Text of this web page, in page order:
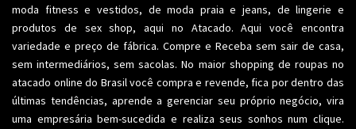
moda fitness e vestidos, de moda praia e jeans, de lingerie e
produtos de sex shop, aqui no Atacado. Aqui você encontra
variedade e preço de fábrica. Compre e Receba sem sair de casa,
sem intermediários, sem sacolas. No maior shopping de roupas no
atacado online do Brasil você compra e revende, fica por dentro das
últimas tendências, aprende a gerenciar seu próprio negócio, vira
uma empresária bem-sucedida e realiza seus sonhos num clique.